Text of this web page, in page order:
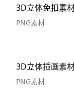
PNG素材
PNG素材